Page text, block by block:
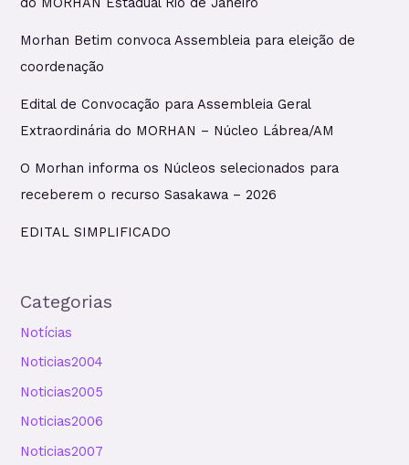
Morhan Betim convoca Assembleia para eleição de
coordenação
Edital de Convocação para Assembleia Geral
Extraordinária do MORHAN – Núcleo Lábrea/AM
O Morhan informa os Núcleos selecionados para
receberem o recurso Sasakawa – 2026
EDITAL SIMPLIFICADO
Categorias
Notícias
Noticias2004
Noticias2005
Noticias2006
Noticias2007